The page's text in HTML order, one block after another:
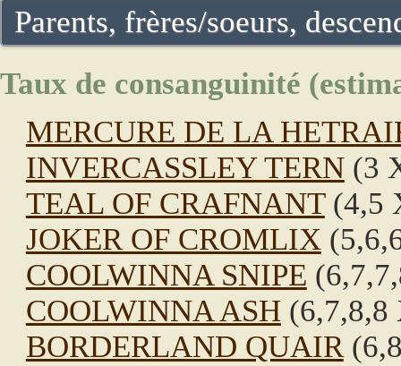
Parents, frères/soeurs,
Taux de consanguinité
MERCURE DE LA
INVERCASSLEY TERN(3
TEAL OF CRAFNANT(4,5
JOKER OF CROMLIX
COOLWINNA SNIPE
COOLWINNA ASH(6,7,8,8
BORDERLAND QUAIR